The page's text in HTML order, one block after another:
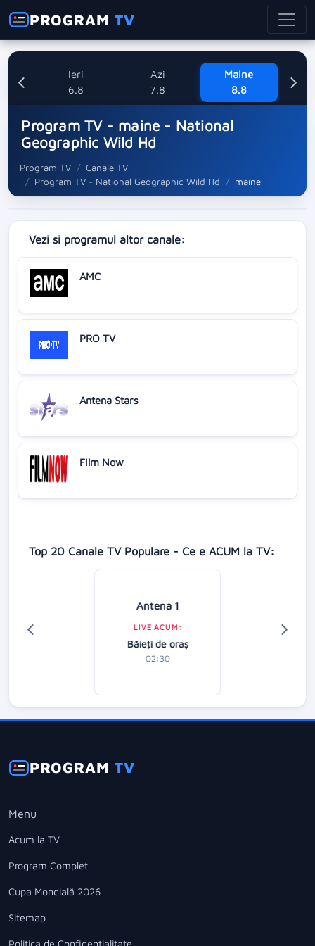
PROGRAMTV
Ieri
6.8
Azi
7.8
Maine
8.8
Program TV - maine - National
Geographic Wild Hd
Program TV
Canale TV
Program TV - National Geographic Wild Hd
maine
Vezi si programul altor canale:
AMC
PRO TV
Antena Stars
Film Now
Top 20 Canale TV Populare - Ce e ACUM la TV:
Antena 1
LIVE ACUM:
Băieţi de oraş
02:30
PROGRAMTV
Menu
Acum la TV
Program Complet
Cupa Mondială 2026
Sitemap
Politica de Confidentialitate